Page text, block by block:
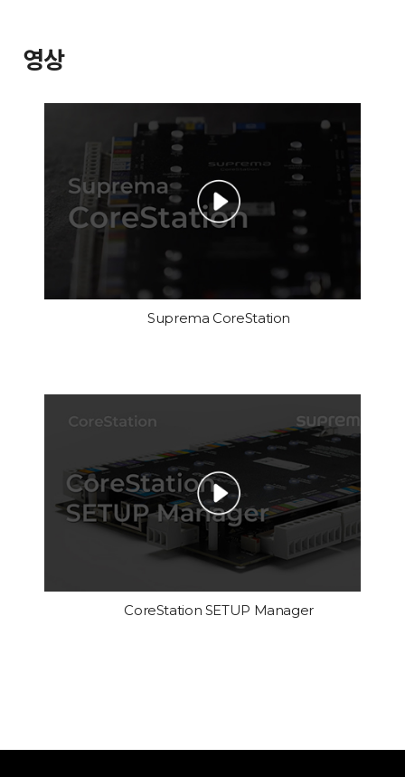
영상
Suprema CoreStation
CoreStation SETUP Manager